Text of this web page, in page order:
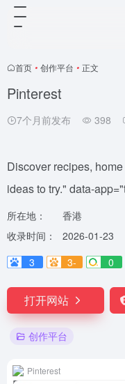
首页 • 创作平台 • 正文
Pinterest
7个月前发布 398
Discover recipes,
ideas to try." data-
所在地：
香港
收录时间：
2026-01-23
3
3- 0
打开网站
创作平台
Pinterest